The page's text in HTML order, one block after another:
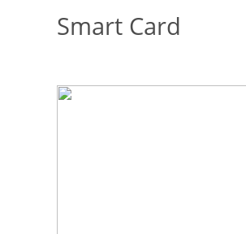
Smart Card
Bildergalerie überspringen